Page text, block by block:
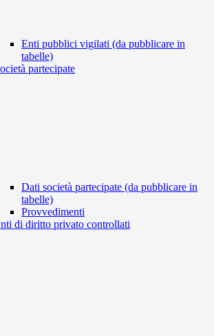
Enti pubblici vigilati (da pubblicare in
tabelle)
partecipate
Dati società partecipate (da pubblicare in
tabelle)
Provvedimenti
di diritto privato controllati